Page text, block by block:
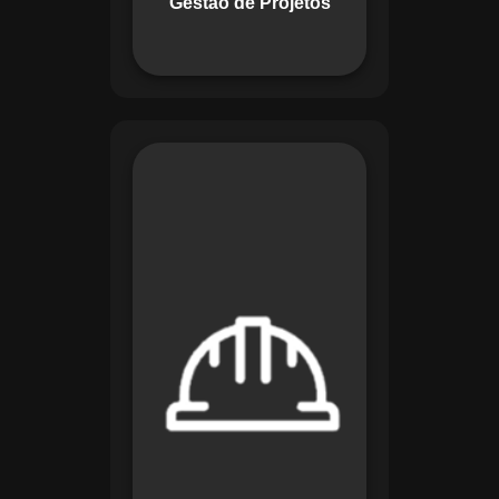
com eficiência.
Maestro organiza
registros de exames
e treinamentos,
automatiza alertas e
disponibiliza